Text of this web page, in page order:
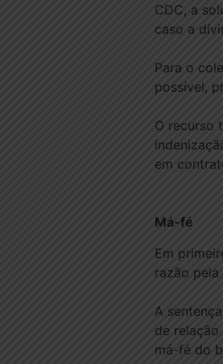
CDC, a
caso a
Para o
possível,
O recurso
em
Má​​​-fé
Em
razão
A
de
má-fé do